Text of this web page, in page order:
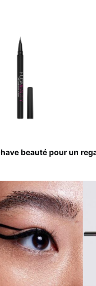
beauté pour un